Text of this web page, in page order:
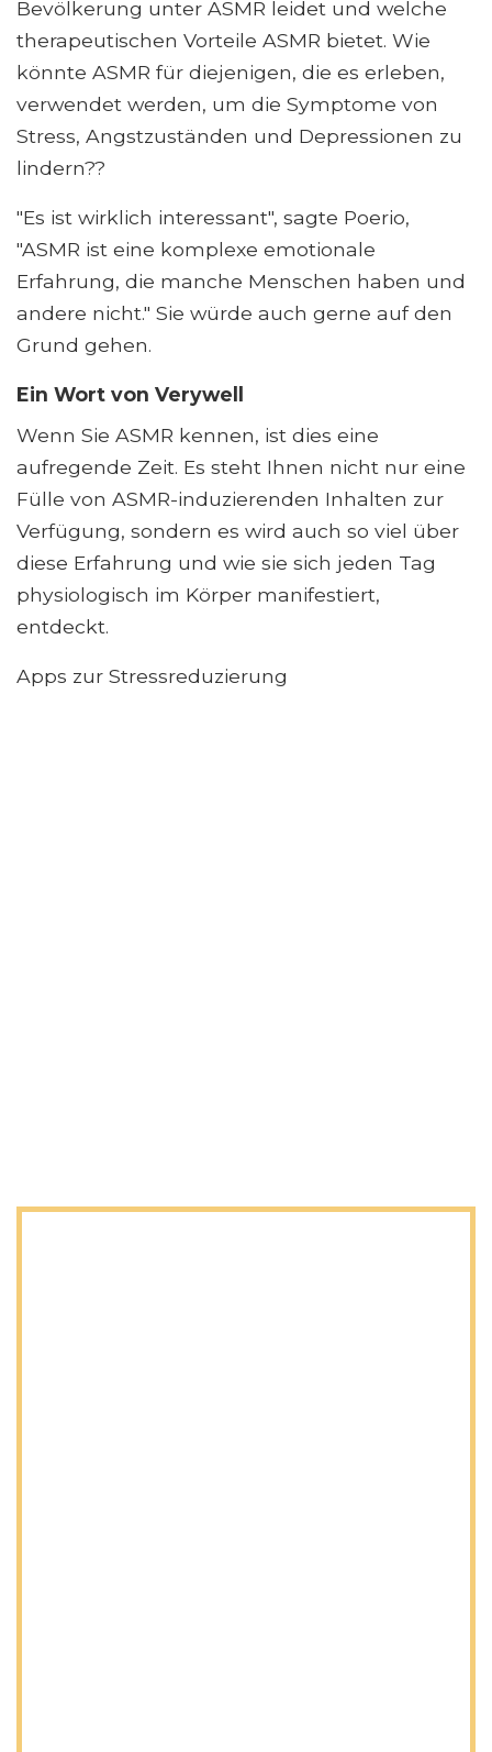
Bevölkerung unter ASMR leidet und welche
therapeutischen Vorteile ASMR bietet. Wie
könnte ASMR für diejenigen, die es erleben,
verwendet werden, um die Symptome von
Stress, Angstzuständen und Depressionen zu
lindern??
"Es ist wirklich interessant", sagte Poerio,
"ASMR ist eine komplexe emotionale
Erfahrung, die manche Menschen haben und
andere nicht." Sie würde auch gerne auf den
Grund gehen.
Ein Wort von Verywell
Wenn Sie ASMR kennen, ist dies eine
aufregende Zeit. Es steht Ihnen nicht nur eine
Fülle von ASMR-induzierenden Inhalten zur
Verfügung, sondern es wird auch so viel über
diese Erfahrung und wie sie sich jeden Tag
physiologisch im Körper manifestiert,
entdeckt.
Apps zur Stressreduzierung